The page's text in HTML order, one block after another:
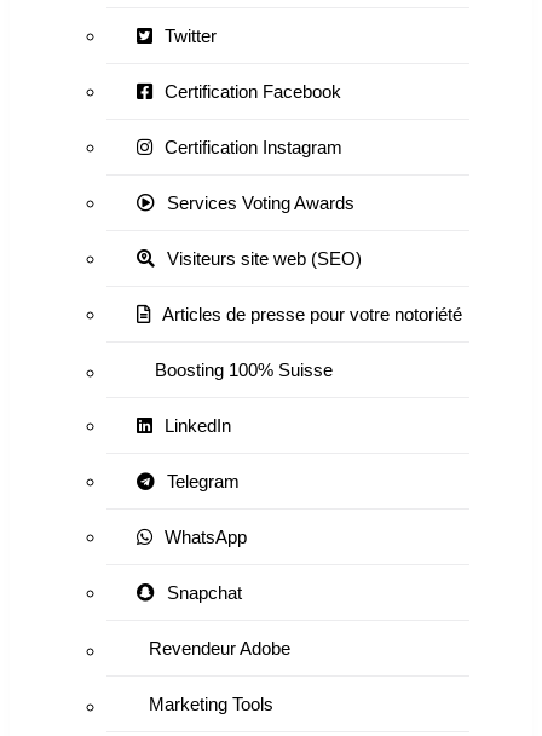
Twitter
Certification Facebook
Certification Instagram
Services Voting Awards
Visiteurs site web (SEO)
Articles de presse pour votre notoriété
Boosting 100% Suisse
LinkedIn
Telegram
WhatsApp
Snapchat
Revendeur Adobe
Marketing Tools